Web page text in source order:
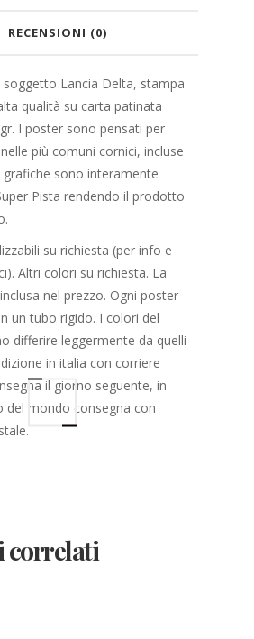
RECENSIONI (0)
Lancia Delta, stampa
qualità su carta patinata
I poster sono pensati per
più comuni cornici, incluse
grafiche sono interamente
Pista rendendo il prodotto
su richiesta (per info e
Altri colori su richiesta. La
nel prezzo. Ogni poster
un tubo rigido. I colori del
differire leggermente da quelli
in italia con corriere
il giorno seguente, in
del mondo consegna con
correlati